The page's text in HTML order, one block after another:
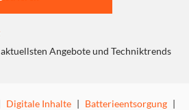
Angebote und Techniktrends
Digitale Inhalte | Batterieentsorgung |